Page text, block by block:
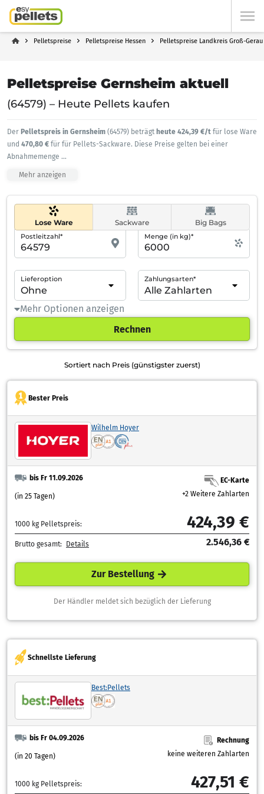
Pelletspreise Pelletspreise Hessen Pelletspreise Landkreis Groß-Gerau
Pelletspreise Gernsheim aktuell
(64579) – Heute Pellets kaufen
Der Pelletspreis in Gernsheim (64579) beträgt heute 424,39 €/t für lose Ware
und 470,80 € für für Pellets-Sackware. Diese Preise gelten bei einer
Abnahmemenge ...
Mehr anzeigen
Lose Ware Sackware Big Bags
Postleitzahl* Menge (in kg)*
Lieferoption Zahlungsarten*
Mehr Optionen anzeigen
Rechnen
Sortiert nach Preis (günstigster zuerst)
Bester Preis
Wilhelm Hoyer
bis Fr 11.09.2026
(in 25 Tagen)
EC-Karte
+2 Weitere Zahlarten
1000 kg Pelletspreis: 424,39 €
Brutto gesamt: Details 2.546,36 €
Zur Bestellung
Der Händler meldet sich bezüglich der Lieferung
Schnellste Lieferung
Best:Pellets
bis Fr 04.09.2026
(in 20 Tagen)
Rechnung
keine weiteren Zahlarten
1000 kg Pelletspreis: 427,51 €